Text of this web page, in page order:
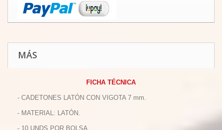
MÁS
FICHA TÉCNICA
- CADETONES LATÓN CON VIGOTA 7 mm.
- MATERIAL: LATÓN.
- 10 UNDS POR BOLSA.